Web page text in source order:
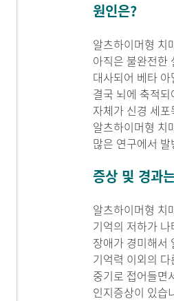
원인은?
알츠하이머형 치
아직은 불완전한
대사되어 베타
결국 뇌에 축적
자체가 신경 세
알츠하이머형 치
많은 연구에서
증상 및 경과
알츠하이머형 치
기억의 저하가
장애가 경미해서
기억력 이외의
중기로 접어들면
인지증상이 있습